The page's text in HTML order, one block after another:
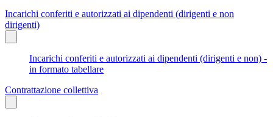
Incarichi conferiti e autorizzati ai dipendenti (dirigenti e non
dirigenti)
Incarichi conferiti e autorizzati ai dipendenti (dirigenti e non) -
in formato tabellare
Contrattazione collettiva